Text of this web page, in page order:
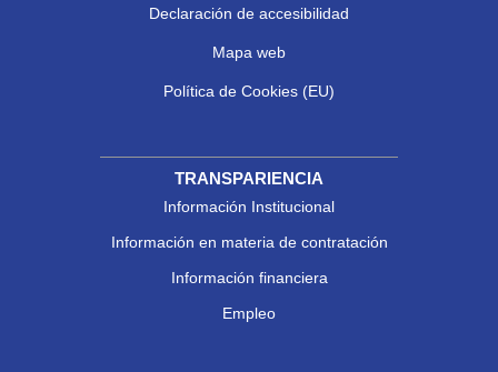
Declaración de accesibilidad
Mapa web
Política de Cookies (EU)
TRANSPARIENCIA
Información Institucional
Información en materia de contratación
Información financiera
Empleo